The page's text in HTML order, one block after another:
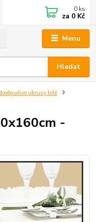
Menu
Hledat
0 ks
za 0 Kč
ubrusy bílé
-